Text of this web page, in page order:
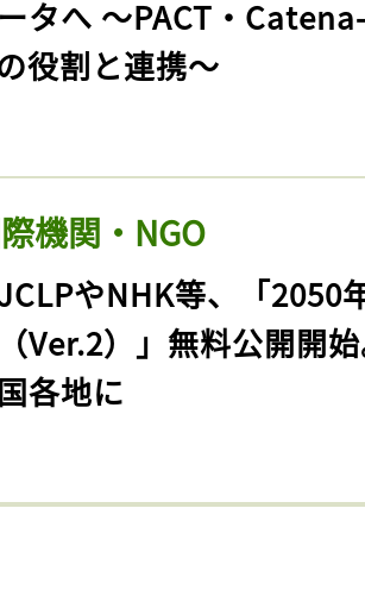
タへ 〜PACT・
役割と連携〜
機関・NGO
JCLPやNHK等、「2050
Ver.2）」無料公開開
各地に